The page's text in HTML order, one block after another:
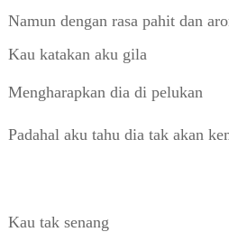
Namun dengan rasa pahit dan
Kau katakan aku gila
Mengharapkan dia di pelukan
Padahal aku tahu dia tak akan
Kau tak senang